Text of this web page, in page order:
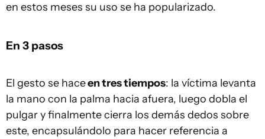
en estos meses su uso se ha popularizado.
En 3 pasos
El gesto se haceen tres tiempos: la víctima levanta
la mano con la palma hacia afuera, luego dobla el
pulgar y finalmente cierra los demás dedos sobre
este, encapsulándolo para hacer referencia a